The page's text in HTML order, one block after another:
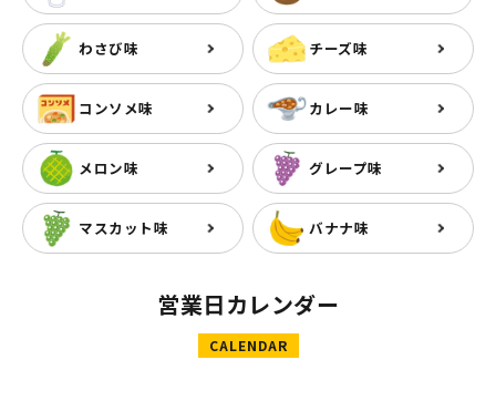
わさび味 チーズ味
コンソメ味 カレー味
メロン味 グレープ味
マスカット味 バナナ味
営業日カレンダー
CALENDAR